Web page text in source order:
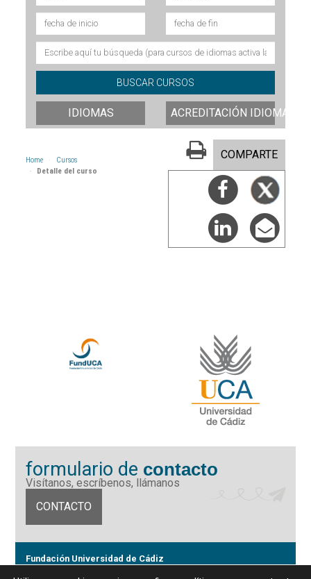
IDIOMAS ACREDITACIÓN IDIOMAS
Home
Cursos
Detalle del curso
COMPARTE
formulario de contacto
Visítanos, escríbenos, llámanos
CONTACTO
Fundación Universidad de Cádiz